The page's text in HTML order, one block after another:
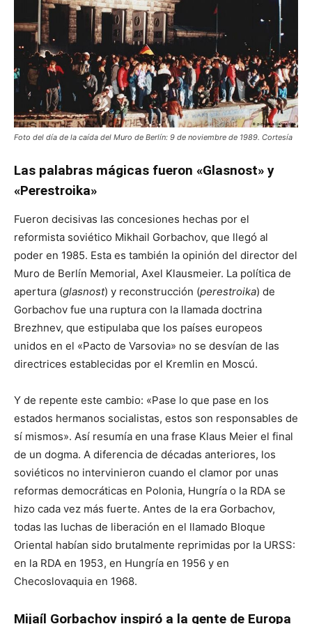
Foto del día de la caída del Muro de Berlín: 9 de noviembre de 1989. Cortesía
Las palabras mágicas fueron «Glasnost» y
«Perestroika»
Fueron decisivas las concesiones hechas por el
reformista soviético Mikhail Gorbachov, que llegó al
poder en 1985. Esta es también la opinión del director del
Muro de Berlín Memorial, Axel Klausmeier. La política de
apertura (glasnost) y reconstrucción (perestroika) de
Gorbachov fue una ruptura con la llamada doctrina
Brezhnev, que estipulaba que los países europeos
unidos en el «Pacto de Varsovia» no se desvían de las
directrices establecidas por el Kremlin en Moscú.
Y de repente este cambio: «Pase lo que pase en los
estados hermanos socialistas, estos son responsables de
sí mismos». Así resumía en una frase Klaus Meier el final
de un dogma. A diferencia de décadas anteriores, los
soviéticos no intervinieron cuando el clamor por unas
reformas democráticas en Polonia, Hungría o la RDA se
hizo cada vez más fuerte. Antes de la era Gorbachov,
todas las luchas de liberación en el llamado Bloque
Oriental habían sido brutalmente reprimidas por la URSS:
en la RDA en 1953, en Hungría en 1956 y en
Checoslovaquia en 1968.
Mijaíl Gorbachov inspiró a la gente de Europa